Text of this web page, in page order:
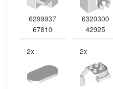
6299937
67810
6320300
42925
2x 2x